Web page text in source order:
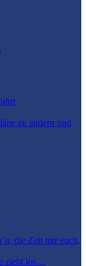
zu ändern und
die Zeit mir euch,
zieht los…